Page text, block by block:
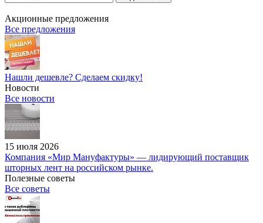
Акционные предложения
Все предложения
Нашли дешевле? Сделаем скидку!
Новости
Все новости
15 июля 2026
Компания «Мир Мануфактуры» — лидирующий поставщик
шторных лент на российском рынке.
Полезные советы
Все советы